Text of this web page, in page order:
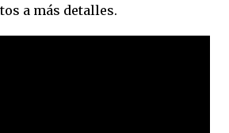
a más detalles.